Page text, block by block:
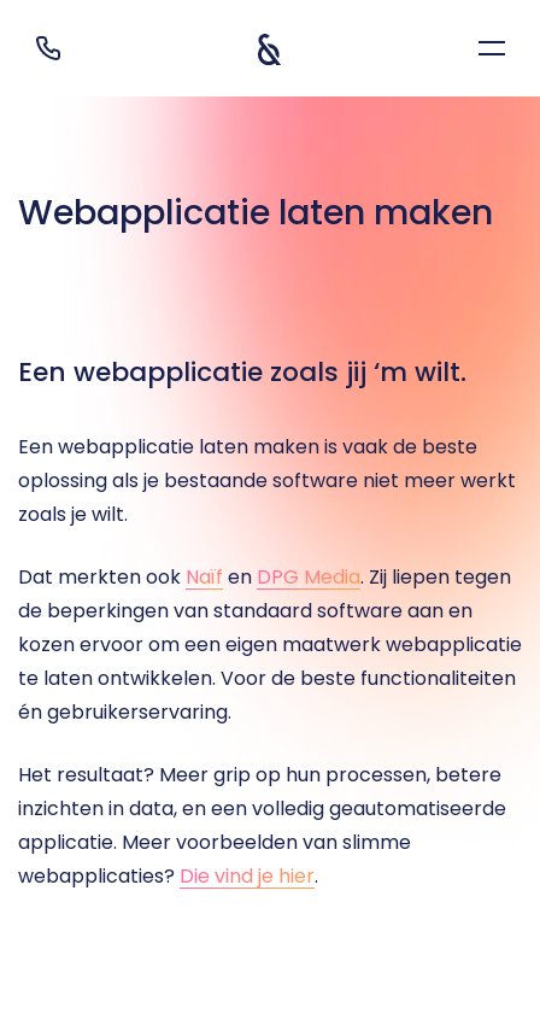
Webapplicatie laten maken
Een webapplicatie zoals jij ‘m wilt.
Een webapplicatie laten maken is vaak de beste
oplossing als je bestaande software niet meer werkt
zoals je wilt.
Dat merkten ook Naïf en DPG Media. Zij liepen tegen
de beperkingen van standaard software aan en
kozen ervoor om een eigen maatwerk webapplicatie
te laten ontwikkelen. Voor de beste functionaliteiten
én gebruikerservaring.
Het resultaat? Meer grip op hun processen, betere
inzichten in data, en een volledig geautomatiseerde
applicatie. Meer voorbeelden van slimme
webapplicaties? Die vind je hier.